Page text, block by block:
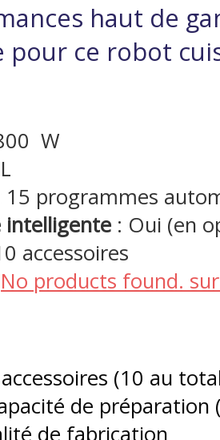
haut de
pour ce robot
W
15 programmes
intelligente : Oui (en
accessoires
No products found.
(10 au
de préparation
de fabrication